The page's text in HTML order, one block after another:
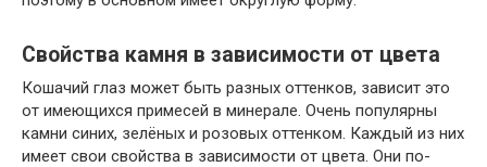
Свойства камня в зависимости от цвета
Кошачий глаз может быть разных оттенков, зависит это
от имеющихся примесей в минерале. Очень популярны
камни синих, зелёных и розовых оттенком. Каждый из них
имеет свои свойства в зависимости от цвета. Они по-